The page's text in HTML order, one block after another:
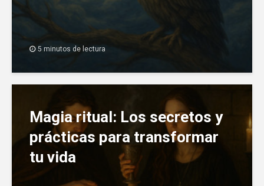
5 minutos de lectura
Magia ritual: Los secretos y
prácticas para transformar
tu vida